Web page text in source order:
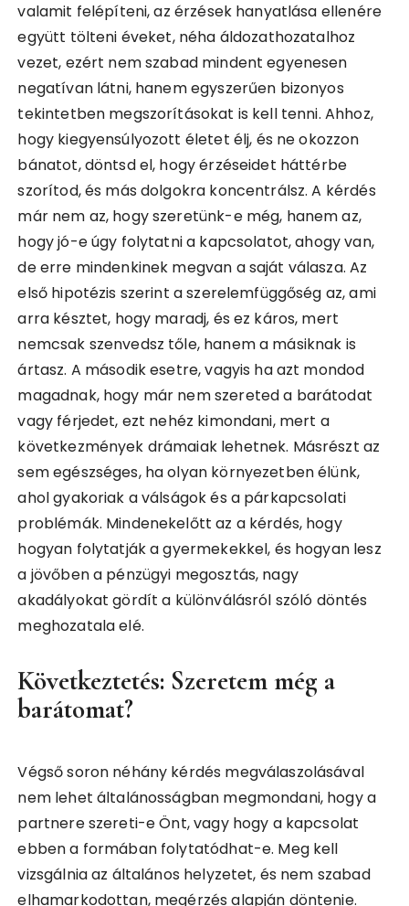
valamit felépíteni, az érzések hanyatlása ellenére
együtt tölteni éveket, néha áldozathozatalhoz
vezet, ezért nem szabad mindent egyenesen
negatívan látni, hanem egyszerűen bizonyos
tekintetben megszorításokat is kell tenni. Ahhoz,
hogy kiegyensúlyozott életet élj, és ne okozzon
bánatot, döntsd el, hogy érzéseidet háttérbe
szorítod, és más dolgokra koncentrálsz. A kérdés
már nem az, hogy szeretünk-e még, hanem az,
hogy jó-e úgy folytatni a kapcsolatot, ahogy van,
de erre mindenkinek megvan a saját válasza. Az
első hipotézis szerint a szerelemfüggőség az, ami
arra késztet, hogy maradj, és ez káros, mert
nemcsak szenvedsz tőle, hanem a másiknak is
ártasz. A második esetre, vagyis ha azt mondod
magadnak, hogy már nem szereted a barátodat
vagy férjedet, ezt nehéz kimondani, mert a
következmények drámaiak lehetnek. Másrészt az
sem egészséges, ha olyan környezetben élünk,
ahol gyakoriak a válságok és a párkapcsolati
problémák. Mindenekelőtt az a kérdés, hogy
hogyan folytatják a gyermekekkel, és hogyan lesz
a jövőben a pénzügyi megosztás, nagy
akadályokat gördít a különválásról szóló döntés
meghozatala elé.
Következtetés: Szeretem még a
barátomat?
Végső soron néhány kérdés megválaszolásával
nem lehet általánosságban megmondani, hogy a
partnere szereti-e Önt, vagy hogy a kapcsolat
ebben a formában folytatódhat-e. Meg kell
vizsgálnia az általános helyzetet, és nem szabad
elhamarkodottan, megérzés alapján döntenie.